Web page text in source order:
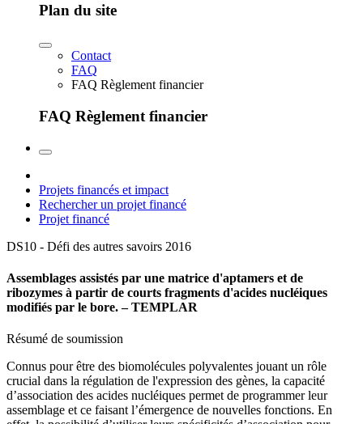
Plan du site
Contact
FAQ
FAQ Règlement financier
FAQ Règlement financier
Projets financés et impact
Rechercher un projet financé
Projet financé
DS10 - Défi des autres savoirs 2016
Assemblages assistés par une matrice d'aptamers et de
ribozymes à partir de courts fragments d'acides nucléiques
modifiés par le bore. – TEMPLAR
Résumé de soumission
Connus pour être des biomolécules polyvalentes jouant un rôle
crucial dans la régulation de l'expression des gènes, la capacité
d’association des acides nucléiques permet de programmer leur
assemblage et ce faisant l’émergence de nouvelles fonctions. En